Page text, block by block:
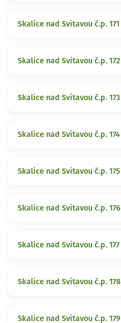
Skalice nad Svitavou č.p. 171
Skalice nad Svitavou č.p. 172
Skalice nad Svitavou č.p. 173
Skalice nad Svitavou č.p. 174
Skalice nad Svitavou č.p. 175
Skalice nad Svitavou č.p. 176
Skalice nad Svitavou č.p. 177
Skalice nad Svitavou č.p. 178
Skalice nad Svitavou č.p. 179